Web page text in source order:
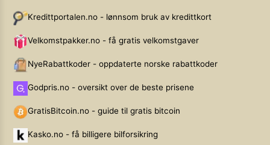
Kredittportalen.no - lønnsom bruk av kredittkort
Velkomstpakker.no - få gratis velkomstgaver
NyeRabattkoder - oppdaterte norske rabattkoder
Godpris.no - oversikt over de beste prisene
GratisBitcoin.no - guide til gratis bitcoin
Kasko.no - få billigere bilforsikring